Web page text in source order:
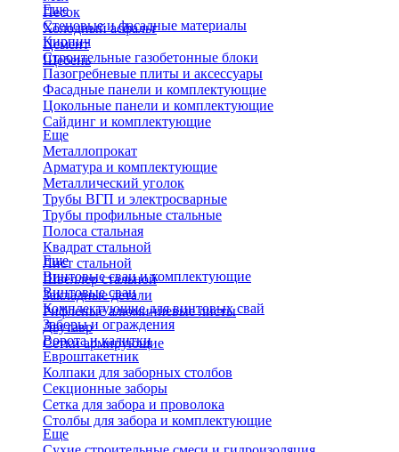
Песок
Холодный асфальт
Цемент
Щебень
Еще
Стеновые и фасадные материалы
Кирпич
Строительные газобетонные блоки
Пазогребневые плиты и аксессуары
Фасадные панели и комплектующие
Цокольные панели и комплектующие
Сайдинг и комплектующие
Еще
Металлопрокат
Арматура и комплектующие
Металлический уголок
Трубы ВГП и электросварные
Трубы профильные стальные
Полоса стальная
Квадрат стальной
Лист стальной
Швеллер стальной
Закладные детали
Рифленые алюминиевые листы
Двутавр
Сетки армирующие
Еще
Винтовые сваи и комплектующие
Винтовые сваи
Комплектующие для винтовых свай
Заборы и ограждения
Ворота и калитки
Евроштакетник
Колпаки для заборных столбов
Секционные заборы
Сетка для забора и проволока
Столбы для забора и комплектующие
Еще